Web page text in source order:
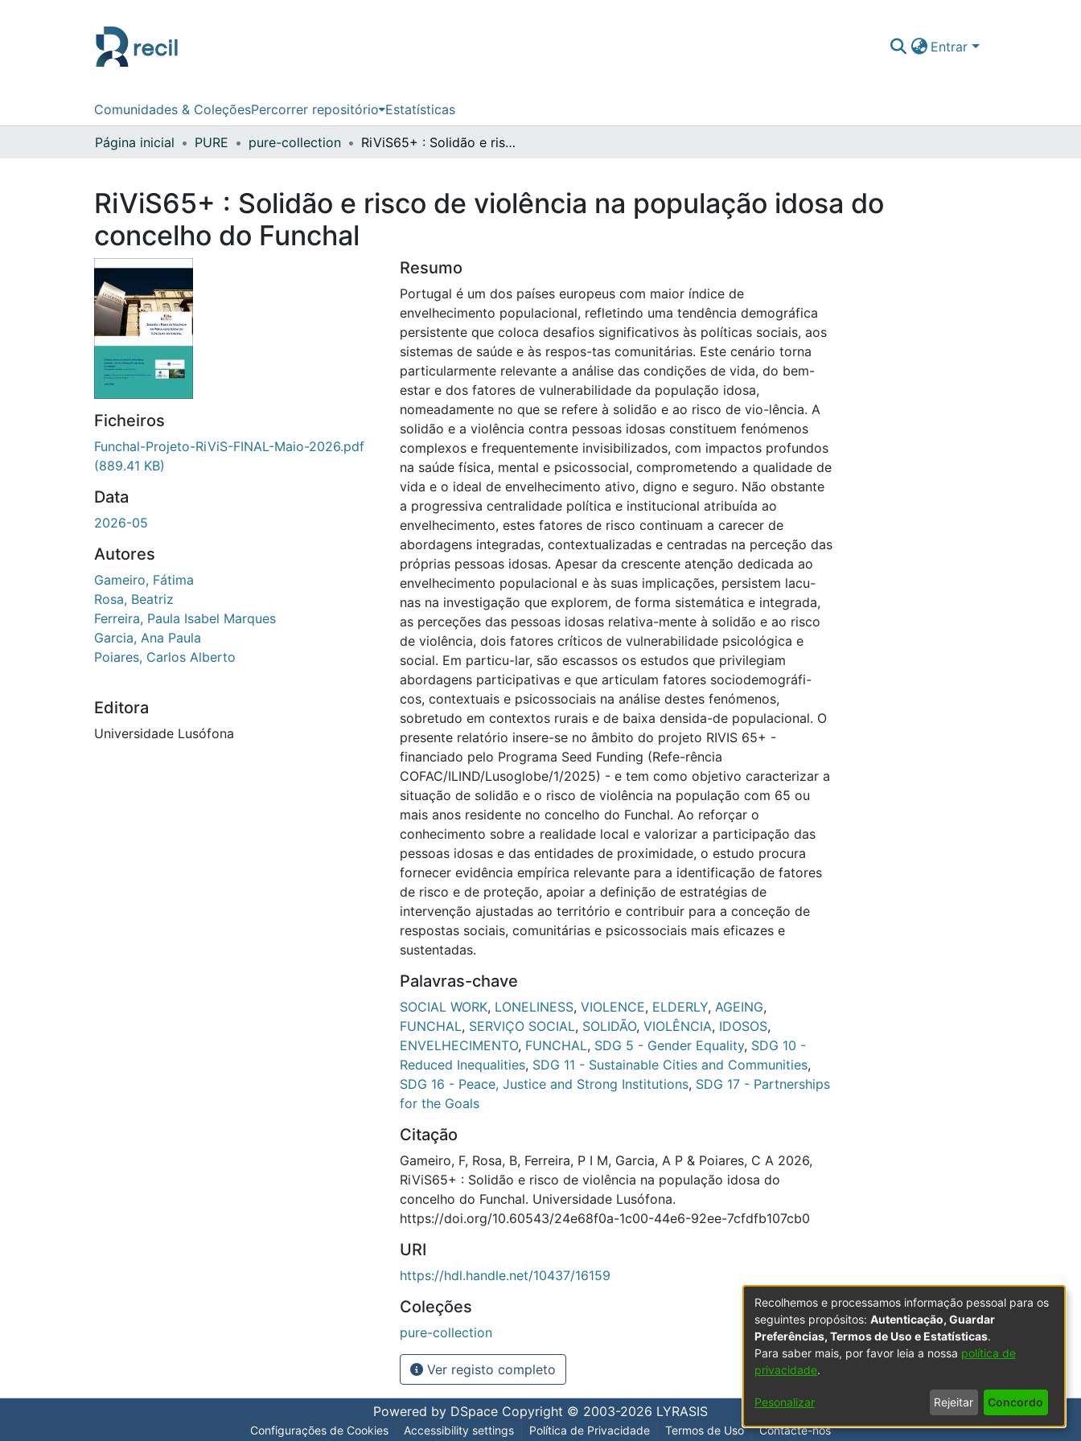
Entrar
Comunidades & ColeçõesPercorrer repositório Estatísticas
Página inicial PURE pure-collection RiViS65+ : Solidão e risco de violência na população idosa do concelho do Funchal
RiViS65+ : Solidão e risco de violência na população idosa do
concelho do Funchal
Ficheiros
Funchal-Projeto-RiViS-FINAL-Maio-2026.pdf
(889.41 KB)
Data
2026-05
Autores
Gameiro, Fátima
Rosa, Beatriz
Ferreira, Paula Isabel Marques
Garcia, Ana Paula
Poiares, Carlos Alberto
Editora
Universidade Lusófona
Resumo
Portugal é um dos países europeus com maior índice de
envelhecimento populacional, refletindo uma tendência demográfica
persistente que coloca desafios significativos às políticas sociais, aos
sistemas de saúde e às respos-tas comunitárias. Este cenário torna
particularmente relevante a análise das condições de vida, do bem-
estar e dos fatores de vulnerabilidade da população idosa,
nomeadamente no que se refere à solidão e ao risco de vio-lência. A
solidão e a violência contra pessoas idosas constituem fenómenos
complexos e frequentemente invisibilizados, com impactos profundos
na saúde física, mental e psicossocial, comprometendo a qualidade de
vida e o ideal de envelhecimento ativo, digno e seguro. Não obstante
a progressiva centralidade política e institucional atribuída ao
envelhecimento, estes fatores de risco continuam a carecer de
abordagens integradas, contextualizadas e centradas na perceção das
próprias pessoas idosas. Apesar da crescente atenção dedicada ao
envelhecimento populacional e às suas implicações, persistem lacu-
nas na investigação que explorem, de forma sistemática e integrada,
as perceções das pessoas idosas relativa-mente à solidão e ao risco
de violência, dois fatores críticos de vulnerabilidade psicológica e
social. Em particu-lar, são escassos os estudos que privilegiam
abordagens participativas e que articulam fatores sociodemográfi-
cos, contextuais e psicossociais na análise destes fenómenos,
sobretudo em contextos rurais e de baixa densida-de populacional. O
presente relatório insere-se no âmbito do projeto RIVIS 65+ -
financiado pelo Programa Seed Funding (Refe-rência
COFAC/ILIND/Lusoglobe/1/2025) - e tem como objetivo caracterizar a
situação de solidão e o risco de violência na população com 65 ou
mais anos residente no concelho do Funchal. Ao reforçar o
conhecimento sobre a realidade local e valorizar a participação das
pessoas idosas e das entidades de proximidade, o estudo procura
fornecer evidência empírica relevante para a identificação de fatores
de risco e de proteção, apoiar a definição de estratégias de
intervenção ajustadas ao território e contribuir para a conceção de
respostas sociais, comunitárias e psicossociais mais eficazes e
sustentadas.
Palavras-chave
SOCIAL WORK, LONELINESS, VIOLENCE, ELDERLY, AGEING,
FUNCHAL, SERVIÇO SOCIAL, SOLIDÃO, VIOLÊNCIA, IDOSOS,
ENVELHECIMENTO, FUNCHAL, SDG 5 - Gender Equality, SDG 10 -
Reduced Inequalities, SDG 11 - Sustainable Cities and Communities,
SDG 16 - Peace, Justice and Strong Institutions, SDG 17 - Partnerships
for the Goals
Citação
Gameiro, F, Rosa, B, Ferreira, P I M, Garcia, A P & Poiares, C A 2026,
RiViS65+ : Solidão e risco de violência na população idosa do
concelho do Funchal. Universidade Lusófona.
https://doi.org/10.60543/24e68f0a-1c00-44e6-92ee-7cfdfb107cb0
URI
https://hdl.handle.net/10437/16159
Coleções
pure-collection
Ver registo completo
Powered by DSpace Copyright © 2003-2026 LYRASIS
Configurações de Cookies Accessibility settings Política de Privacidade Termos de Uso Contacte-nos
Recolhemos e processamos informação pessoal para os
seguintes propósitos: Autenticação, Guardar
Preferências, Termos de Uso e Estatísticas.
Para saber mais, por favor leia a nossa política de
privacidade.
Pesonalizar Rejeitar Concordo